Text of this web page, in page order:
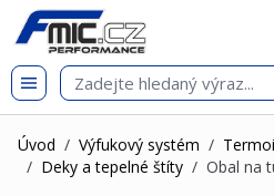
Přejít na obsah
git s
Úvod / Výfukový systém /
/ Deky a tepelné štíty / Obal na